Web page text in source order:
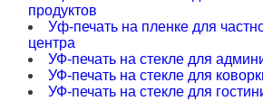
продуктов
Уф-печать на пленке для
центра
УФ-печать на стекле для
УФ-печать на стекле для
УФ-печать на стекле для